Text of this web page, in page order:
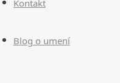
Kontakt
Blog o umení